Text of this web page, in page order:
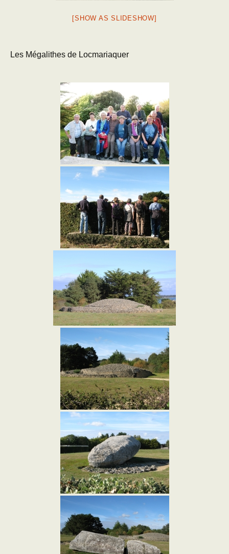
[SHOW AS SLIDESHOW]
Les Mégalithes de Locmariaquer